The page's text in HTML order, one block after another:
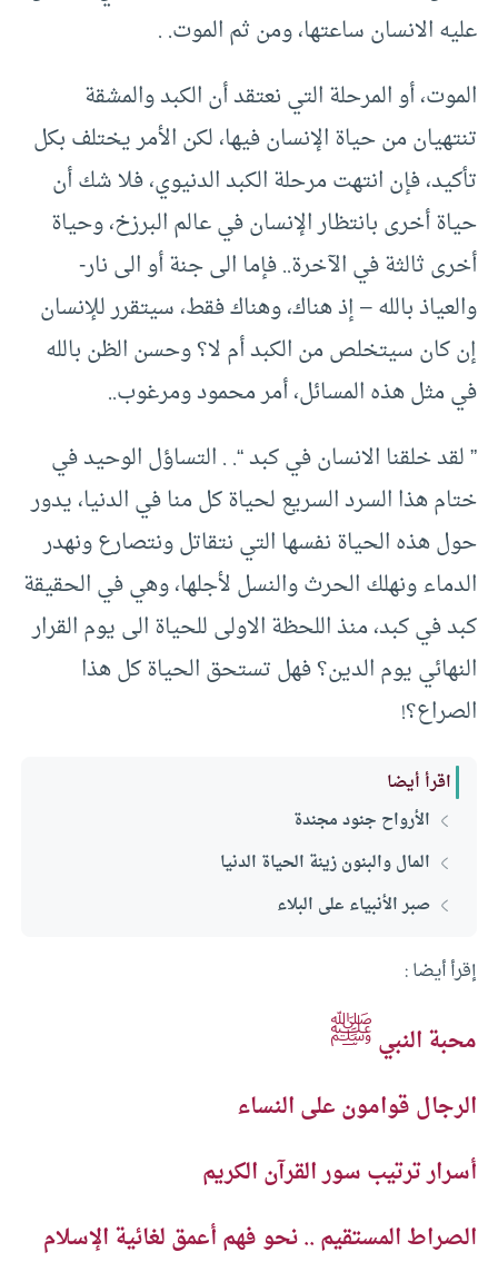
عليه الانسان ساعتها، ومن ثم الموت. .
الموت، أو المرحلة التي نعتقد أن الكبد والمشقة
تنتهيان من حياة الإنسان فيها، لكن الأمر يختلف بكل
تأكيد، فإن انتهت مرحلة الكبد الدنيوي، فلا شك أن
حياة أخرى بانتظار الإنسان في عالم البرزخ، وحياة
أخرى ثالثة في الآخرة.. فإما الى جنة أو الى نار-
والعياذ بالله – إذ هناك، وهناك فقط، سيتقرر للإنسان
إن كان سيتخلص من الكبد أم لا؟ وحسن الظن بالله
في مثل هذه المسائل، أمر محمود ومرغوب..
” لقد خلقنا الانسان في كبد “. . التساؤل الوحيد في
ختام هذا السرد السريع لحياة كل منا في الدنيا، يدور
حول هذه الحياة نفسها التي نتقاتل ونتصارع ونهدر
الدماء ونهلك الحرث والنسل لأجلها، وهي في الحقيقة
كبد في كبد، منذ اللحظة الاولى للحياة الى يوم القرار
النهائي يوم الدين؟ فهل تستحق الحياة كل هذا
الصراع؟!
اقرأ أيضا
الأرواح جنود مجندة
المال والبنون زينة الحياة الدنيا
صبر الأنبياء على البلاء
إقرأ أيضا :
محبة النبيﷺ
الرجال قوامون على النساء
أسرار ترتيب سور القرآن الكريم
الصراط المستقيم .. نحو فهم أعمق لغائية الإسلام